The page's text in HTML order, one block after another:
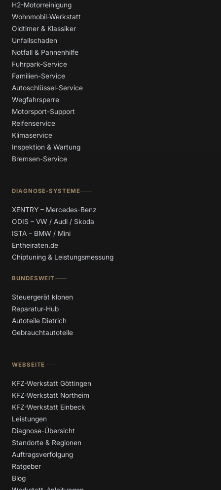
H2-Motorreinigung
Wohnmobil-Werkstatt
Oldtimer & Klassiker
Unfallschaden
Notfall & Pannenhilfe
Fuhrpark-Service
Familien-Service
Autoschlüssel-Service
Wegfahrsperre
Motorsport-Support
Reifenservice
Klimaservice
Inspektion & Wartung
Bremsen-Service
DIAGNOSE-SYSTEME
XENTRY – Mercedes-Benz
ODIS – VW / Audi / Skoda
ISTA – BMW / Mini
Entheiraten.de
Chiptuning & Leistungsmessung
BUNDESWEIT
Steuergerät klonen
Reparatur-Hub
Autoteile Dietrich
Gebrauchtautoteile
WEBSEITE
KFZ-Werkstatt Göttingen
KFZ-Werkstatt Northeim
KFZ-Werkstatt Einbeck
Leistungen
Diagnose-Übersicht
Standorte & Regionen
Auftragsverfolgung
Ratgeber
Blog